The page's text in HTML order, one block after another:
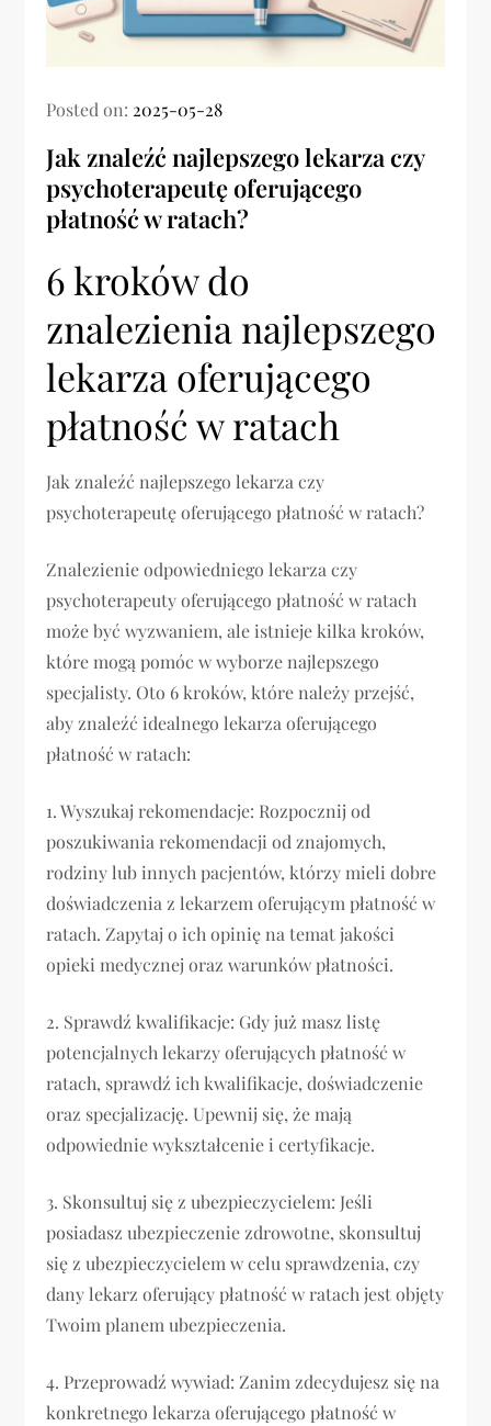
Posted on: 2025-05-28
Jak znaleźć najlepszego lekarza czy
psychoterapeutę oferującego
płatność w ratach?
6 kroków do
znalezienia najlepszego
lekarza oferującego
płatność w ratach
Jak znaleźć najlepszego lekarza czy
psychoterapeutę oferującego płatność w ratach?
Znalezienie odpowiedniego lekarza czy
psychoterapeuty oferującego płatność w ratach
może być wyzwaniem, ale istnieje kilka kroków,
które mogą pomóc w wyborze najlepszego
specjalisty. Oto 6 kroków, które należy przejść,
aby znaleźć idealnego lekarza oferującego
płatność w ratach:
1. Wyszukaj rekomendacje: Rozpocznij od
poszukiwania rekomendacji od znajomych,
rodziny lub innych pacjentów, którzy mieli dobre
doświadczenia z lekarzem oferującym płatność w
ratach. Zapytaj o ich opinię na temat jakości
opieki medycznej oraz warunków płatności.
2. Sprawdź kwalifikacje: Gdy już masz listę
potencjalnych lekarzy oferujących płatność w
ratach, sprawdź ich kwalifikacje, doświadczenie
oraz specjalizację. Upewnij się, że mają
odpowiednie wykształcenie i certyfikacje.
3. Skonsultuj się z ubezpieczycielem: Jeśli
posiadasz ubezpieczenie zdrowotne, skonsultuj
się z ubezpieczycielem w celu sprawdzenia, czy
dany lekarz oferujący płatność w ratach jest objęty
Twoim planem ubezpieczenia.
4. Przeprowadź wywiad: Zanim zdecydujesz się na
konkretnego lekarza oferującego płatność w